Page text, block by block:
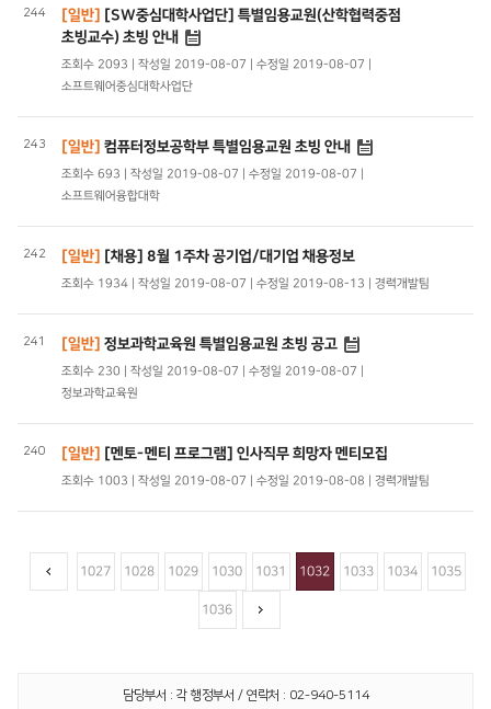
244 [일반] [SW중심대학사업단] 특별임용교원(산학협력중점
초빙교수) 초빙 안내
조회수 2093 | 작성일 2019-08-07 | 수정일 2019-08-07 |
소프트웨어중심대학사업단
243 [일반] 컴퓨터정보공학부 특별임용교원 초빙 안내
조회수 693 | 작성일 2019-08-07 | 수정일 2019-08-07 |
소프트웨어융합대학
242 [일반] [채용] 8월 1주차 공기업/대기업 채용정보
조회수 1934 | 작성일 2019-08-07 | 수정일 2019-08-13 | 경력개발팀
241 [일반] 정보과학교육원 특별임용교원 초빙 공고
조회수 230 | 작성일 2019-08-07 | 수정일 2019-08-07 |
정보과학교육원
240 [일반] [멘토-멘티 프로그램] 인사직무 희망자 멘티모집
조회수 1003 | 작성일 2019-08-07 | 수정일 2019-08-08 | 경력개발팀
1027 1028 1029 1030 1031 1032 1033 1034 1035
1036
담당부서 : 각 행정부서 / 연락처 : 02-940-5114